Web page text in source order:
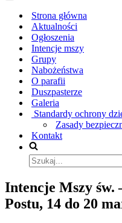
Menu
nawigacjiStrona główna
Aktualności
Ogłoszenia
Intencje mszy
Grupy
Nabożeństwa
O parafii
Duszpasterze
Galeria
Standardy ochrony
Zasady
Kontakt
Szukaj...
Intencje Mszy
Postu, 14 do 20